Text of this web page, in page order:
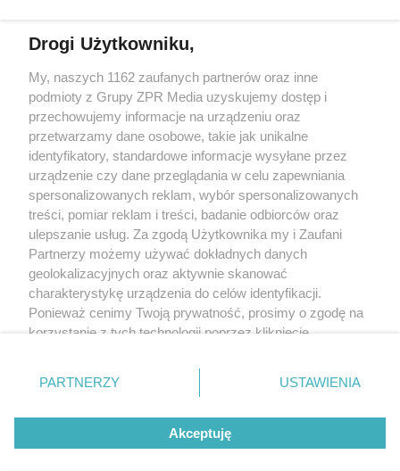
Żaden utwór zamieszczony w serwisie nie może być powielany i
rozpowszechniany lub dalej rozpowszechniany w jakikolwiek sposób
(w tym także elektroniczny lub mechaniczny) na jakimkolwiek polu
eksploatacji w jakiejkolwiek formie, włącznie z umieszczaniem w
Internecie bez pisemnej zgody właściciela praw. Jakiekolwiek użycie
lub wykorzystanie utworów w całości lub w części z naruszeniem
prawa, tzn. bez właściwej zgody, jest zabronione pod groźbą kary i
może być ścigane prawnie.
Drogi Użytkowniku,
My, naszych 1162 zaufanych partnerów oraz inne
podmioty z Grupy ZPR Media uzyskujemy dostęp i
przechowujemy informacje na urządzeniu oraz
przetwarzamy dane osobowe, takie jak unikalne
identyfikatory, standardowe informacje wysyłane przez
urządzenie czy dane przeglądania w celu zapewniania
spersonalizowanych reklam, wybór spersonalizowanych
treści, pomiar reklam i treści, badanie odbiorców oraz
ulepszanie usług. Za zgodą Użytkownika my i Zaufani
Partnerzy możemy używać dokładnych danych
geolokalizacyjnych oraz aktywnie skanować
charakterystykę urządzenia do celów identyfikacji.
Ponieważ cenimy Twoją prywatność, prosimy o zgodę na
korzystanie z tych technologii poprzez kliknięcie
zmienić/wycofać klikając przycisk ustawień prywatności
znajdujący się w lewym dolnym rogu strony
rodzaje przetwarzania danych nie wymagają zgody
użytkownika, ale masz prawo sprzeciwić się takiemu
przetwarzaniu. Preferencje będą miały zastosowanie tylko
PARTNERZY USTAWIENIA
Akceptuję